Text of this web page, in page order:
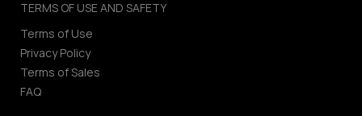
TERMS OF USE AND SAFETY
Terms of Use
Privacy Policy
Terms of Sales
FAQ